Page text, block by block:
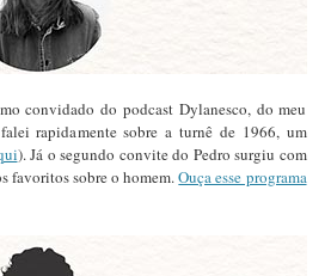
convidado do podcast Dylanesco, do meu
rapidamente sobre a turnê de 1966, um
). Já o segundo convite do Pedro surgiu com
favoritos sobre o homem.Ouça esse programa